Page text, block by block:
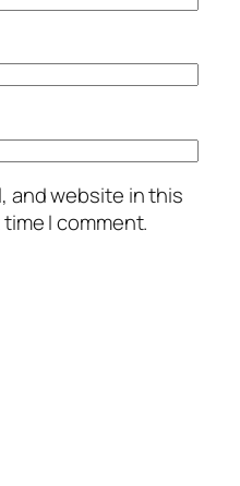
and website in this
I comment.